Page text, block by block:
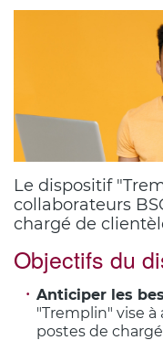
Le dispositif
collaborateurs
chargé de
Corps
texte
Objectifs du
Anticiper les
"Tremplin" vise
postes de